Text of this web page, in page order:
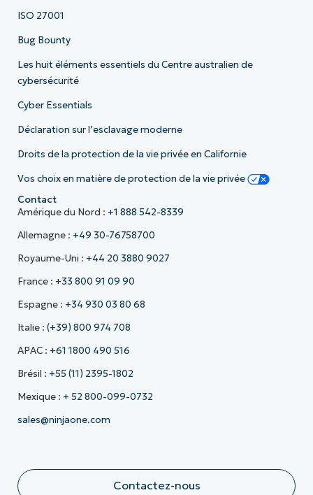
ISO 27001
Bug Bounty
Les huit éléments essentiels du Centre australien de
cybersécurité
Cyber Essentials
Déclaration sur l’esclavage moderne
Droits de la protection de la vie privée en Californie
Vos choix en matière de protection de la vie privée
Contact
Amérique du Nord : +1 888 542-8339
Allemagne : +49 30-76758700
Royaume-Uni : +44 20 3880 9027
France : +33 800 91 09 90
Espagne : +34 930 03 80 68
Italie : (+39) 800 974 708
APAC : +61 1800 490 516
Brésil : +55 (11) 2395-1802
Mexique : + 52 800-099-0732
sales@ninjaone.com
Contactez-nous